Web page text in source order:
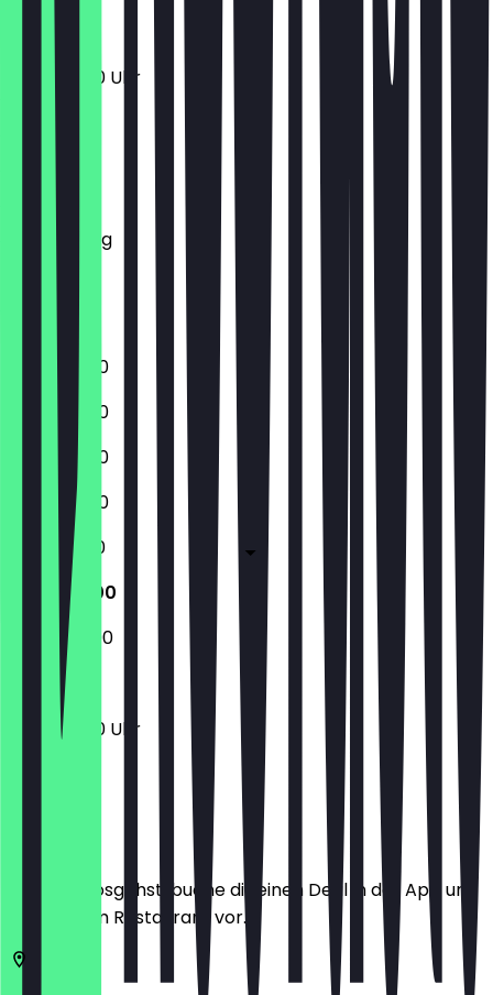
11:00 - 01:00 Uhr
Mittwoch
Donnerstag
11:00 - 23:00
11:00 - 23:00
11:00 - 23:00
11:00 - 23:00
11:00 - 01:00
11:00 - 01:00
12:00 - 23:00
11:00 - 01:00 Uhr
Bevor du losgehst, buche dir einen Deal in der App und
zeige ihn im Restaurant vor.